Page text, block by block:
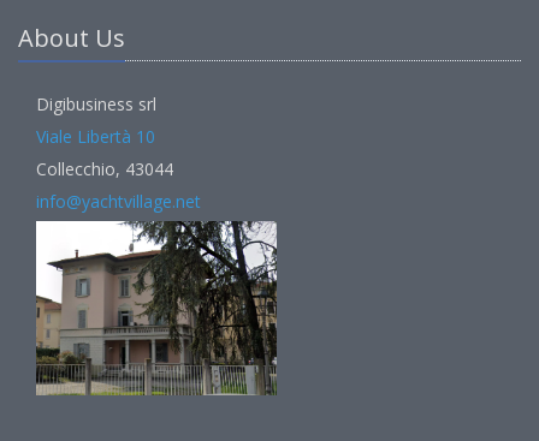
About Us
Digibusiness srl
Viale Libertà 10
Collecchio, 43044
info@yachtvillage.net